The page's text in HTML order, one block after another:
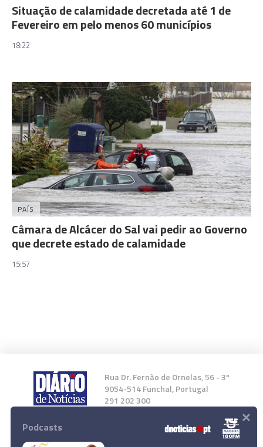
Situação de calamidade decretada até 1 de
Fevereiro em pelo menos 60 municípios
18:22
PAÍS
Câmara de Alcácer do Sal vai pedir ao Governo
que decrete estado de calamidade
15:57
Rua Dr. Fernão de Ornelas, 56 - 3º
9054-514 Funchal, Portugal
291 202 300
Instale a nossa App
Podcasts ×